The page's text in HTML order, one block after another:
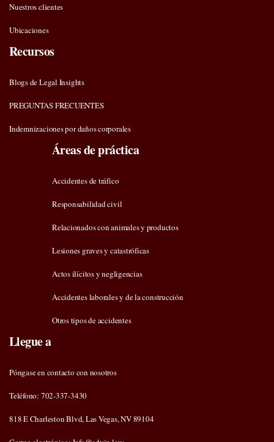
Nuestros clientes
Ubicaciones
Recursos
Blogs de Legal Insights
PREGUNTAS FRECUENTES
Indemnizaciones por daños corporales
Áreas de práctica
Accidentes de tráfico
Responsabilidad civil
Relacionados con animales y productos
Lesiones graves y catastróficas
Actos ilícitos y negligencias
Accidentes laborales y de la construcción
Otros tipos de accidentes
Llegue a
Póngase en contacto con nosotros
Teléfono: 702-337-3430
818 E Charleston Blvd, Las Vegas, NV 89104